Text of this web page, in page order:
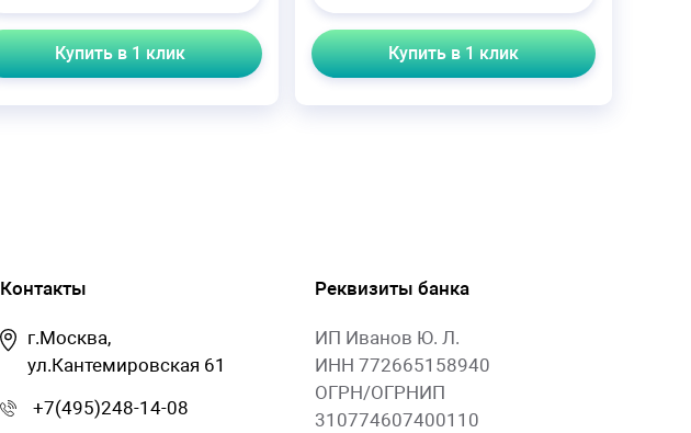
Купить в 1 клик Купить в 1 клик
Контакты
г.Москва,
ул.Кантемировская 61
+7(495)248-14-08
Реквизиты банка
ИП Иванов Ю. Л.
ИНН 772665158940
ОГРН/ОГРНИП
310774607400110